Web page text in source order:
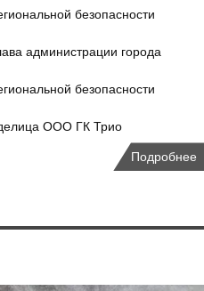
безопасности
администрации города
безопасности
ООО ГК Трио
Подробнее